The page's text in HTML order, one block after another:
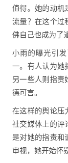
值得。她的动机
流量？在这个过
佛自己也成为了
小雨的曝光引
一。有人认为她
另一些人则指责
德可言。
在这样的舆论压
社交媒体上的评
是对她的指责和
审视，她开始怀